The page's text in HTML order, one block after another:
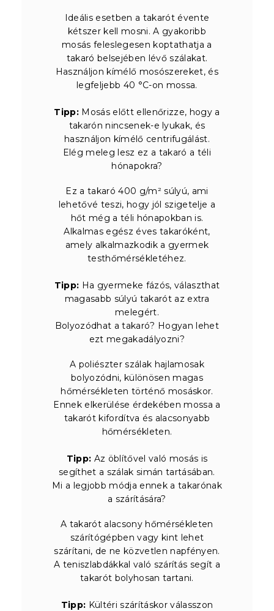
Ideális esetben a takarót évente
kétszer kell mosni. A gyakoribb
mosás feleslegesen koptathatja a
takaró belsejében lévő szálakat.
Használjon kímélő mosószereket, és
legfeljebb 40 °C-on mossa.
Tipp: Mosás előtt ellenőrizze, hogy a
takarón nincsenek-e lyukak, és
használjon kímélő centrifugálást.
Elég meleg lesz ez a takaró a téli
hónapokra?
Ez a takaró 400 g/m² súlyú, ami
lehetővé teszi, hogy jól szigetelje a
hőt még a téli hónapokban is.
Alkalmas egész éves takaróként,
amely alkalmazkodik a gyermek
testhőmérsékletéhez.
Tipp: Ha gyermeke fázós, választhat
magasabb súlyú takarót az extra
melegért.
Bolyozódhat a takaró? Hogyan lehet
ezt megakadályozni?
A poliészter szálak hajlamosak
bolyozódni, különösen magas
hőmérsékleten történő mosáskor.
Ennek elkerülése érdekében mossa a
takarót kifordítva és alacsonyabb
hőmérsékleten.
Tipp: Az öblítővel való mosás is
segíthet a szálak simán tartásában.
Mi a legjobb módja ennek a takarónak
a szárítására?
A takarót alacsony hőmérsékleten
szárítógépben vagy kint lehet
szárítani, de ne közvetlen napfényen.
A teniszlabdákkal való szárítás segít a
takarót bolyhosan tartani.
Tipp: Kültéri szárításkor válasszon